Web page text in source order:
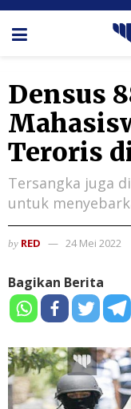
Densus
Teroris
Tersangka juga
untuk
by RED 24 Mei 2022
Bagikan Berita